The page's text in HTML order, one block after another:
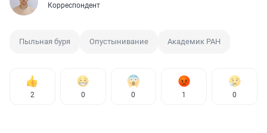
Корреспондент
Пыльная буря Опустынивание Академик РАН
2 0 0 1 0